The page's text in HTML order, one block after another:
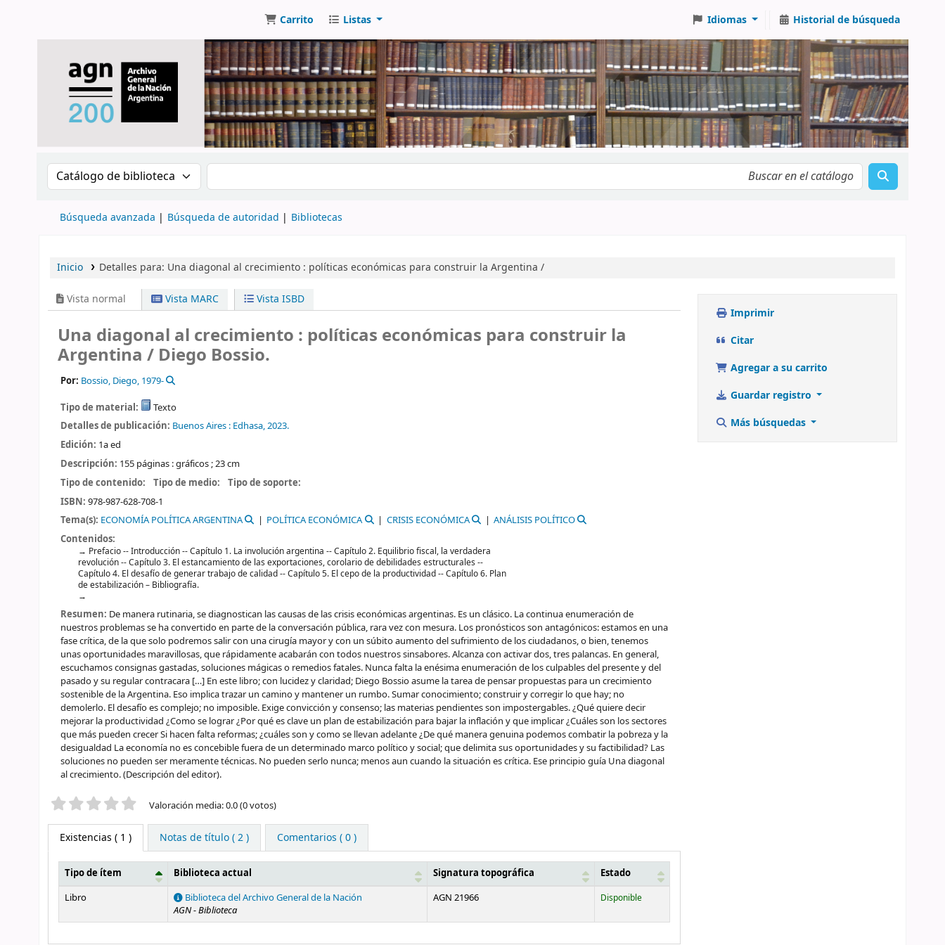
Carrito Listas Idiomas Historial de búsqueda
Buscar en el catálogo por: Buscar en el catálogo
Búsqueda avanzada Búsqueda de autoridad Bibliotecas
Inicio Detalles para: Una diagonal al crecimiento : políticas económicas para construir la Argentina /
Vista normal Vista MARC Vista ISBD
Una diagonal al crecimiento : políticas económicas para construir la
Argentina / Diego Bossio.
Por: Bossio, Diego, 1979-
Tipo de material:
Texto
Detalles de publicación: Buenos Aires : Edhasa,2023.
Edición: 1a ed
Descripción: 155 páginas : gráficos ; 23 cm
Tipo de contenido:
Tipo de medio:
Tipo de soporte:
ISBN: 978-987-628-708-1
Tema(s): ECONOMÍA POLÍTICA ARGENTINA POLÍTICA ECONÓMICA CRISIS ECONÓMICA
ANÁLISIS POLÍTICO
Contenidos:
Prefacio -- Introducción -- Capítulo 1. La involución argentina -- Capítulo 2. Equilibrio fiscal, la verdadera
revolución -- Capítulo 3. El estancamiento de las exportaciones, corolario de debilidades estructurales --
Capítulo 4. El desafío de generar trabajo de calidad -- Capítulo 5. El cepo de la productividad -- Capítulo 6. Plan
de estabilización – Bibliografía.
Resumen: De manera rutinaria, se diagnostican las causas de las crisis económicas argentinas. Es un clásico. La continua enumeración de
nuestros problemas se ha convertido en parte de la conversación pública, rara vez con mesura. Los pronósticos son antagónicos: estamos en una
fase crítica, de la que solo podremos salir con una cirugía mayor y con un súbito aumento del sufrimiento de los ciudadanos, o bien, tenemos
unas oportunidades maravillosas, que rápidamente acabarán con todos nuestros sinsabores. Alcanza con activar dos, tres palancas. En general,
escuchamos consignas gastadas, soluciones mágicas o remedios fatales. Nunca falta la enésima enumeración de los culpables del presente y del
pasado y su regular contracara […] En este libro; con lucidez y claridad; Diego Bossio asume la tarea de pensar propuestas para un crecimiento
sostenible de la Argentina. Eso implica trazar un camino y mantener un rumbo. Sumar conocimiento; construir y corregir lo que hay; no
demolerlo. El desafío es complejo; no imposible. Exige convicción y consenso; las materias pendientes son impostergables. ¿Qué quiere decir
mejorar la productividad ¿Como se lograr ¿Por qué es clave un plan de estabilización para bajar la inflación y que implicar ¿Cuáles son los sectores
que más pueden crecer Si hacen falta reformas; ¿cuáles son y como se llevan adelante ¿De qué manera genuina podemos combatir la pobreza y la
desigualdad La economía no es concebible fuera de un determinado marco político y social; que delimita sus oportunidades y su factibilidad? Las
soluciones no pueden ser meramente técnicas. No pueden serlo nunca; menos aun cuando la situación es crítica. Ese principio guía Una diagonal
al crecimiento. (Descripción del editor).
Valoración Valoración media: 0.0 (0 votos)
Existencias ( 1 ) Notas de título ( 2 ) Comentarios ( 0 )
Existencias
Tipo de ítem Biblioteca actual Signatura topográfica
Estado
Libro
Biblioteca del Archivo General de la Nación
AGN - Biblioteca
AGN 21966 Disponible
Imprimir
Citar
Agregar a su carrito
Guardar registro
Más búsquedas